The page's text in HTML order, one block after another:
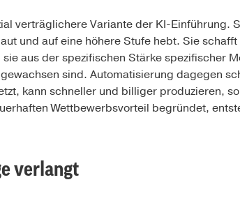
verträglichere Variante der KI-Einführung.
und auf eine höhere Stufe hebt. Sie schafft
aus der spezifischen Stärke spezifischer
sind. Automatisierung dagegen
kann schneller und billiger produzieren,
Wettbewerbsvorteil begründet,
verlangt